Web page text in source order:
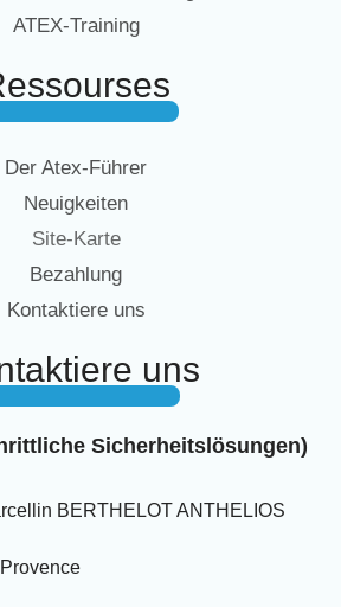
ATEX-Training
Der Atex-Führer
Neuigkeiten
Site-Karte
Bezahlung
Kontaktiere uns
uns
Sicherheitslösungen)
BERTHELOT ANTHELIOS